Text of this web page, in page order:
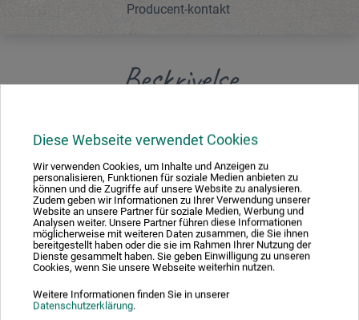
Diese Webseite verwendet Cookies
Wir verwenden Cookies, um Inhalte und Anzeigen zu
personalisieren, Funktionen für soziale Medien anbieten zu
können und die Zugriffe auf unsere Website zu analysieren.
Zudem geben wir Informationen zu Ihrer Verwendung unserer
Website an unsere Partner für soziale Medien, Werbung und
Analysen weiter. Unsere Partner führen diese Informationen
möglicherweise mit weiteren Daten zusammen, die Sie ihnen
bereitgestellt haben oder die sie im Rahmen Ihrer Nutzung der
Dienste gesammelt haben. Sie geben Einwilligung zu unseren
Cookies, wenn Sie unsere Webseite weiterhin nutzen.
Weitere Informationen finden Sie in unserer
Datenschutzerklärung.
Producent-kontakt
Beskrivelse
ubehandlet skaft. Håndlavet enkeltvis. Med det
omhyggelige håndarbejde bevares oksehårenes fine
spidser. Håret er formet meget præcist. Made in Germany.
Producent-kontakt